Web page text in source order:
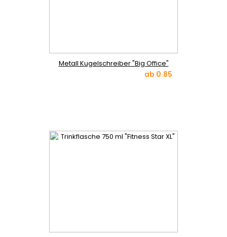
Metall Kugelschreiber "Big Office"
ab 0.85